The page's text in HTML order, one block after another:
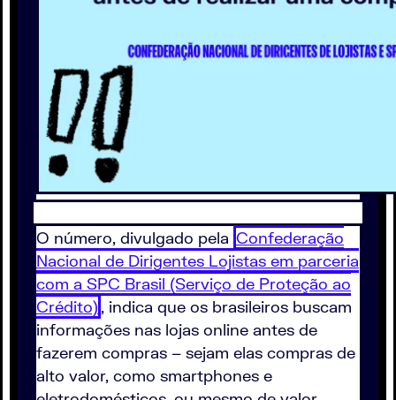
O número, divulgado pela Confederação
Nacional de Dirigentes Lojistas em parceria
com a SPC Brasil (Serviço de Proteção ao
Crédito) , indica que os brasileiros buscam
informações nas lojas online antes de
fazerem compras – sejam elas compras de
alto valor, como smartphones e